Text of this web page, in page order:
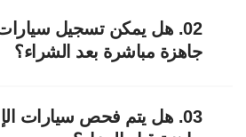
02. هل يمكن تسجيل
جاهزة مباشرة بعد الشراء؟
03. هل يتم فحص سيارات